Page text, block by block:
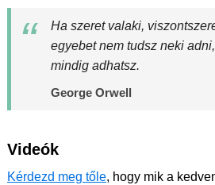
Ha szeret valaki,
egyebet nem tudsz neki
mindig adhatsz.
George Orwell
Videók
Kérdezd meg tőle, hogy mik a